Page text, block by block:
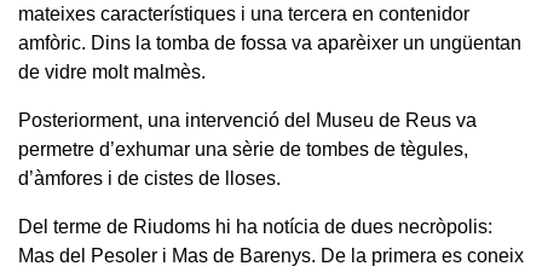
mateixes característiques i una tercera en contenidor
amfòric. Dins la tomba de fossa va aparèixer un ungüentan
de vidre molt malmès.
Posteriorment, una intervenció del Museu de Reus va
permetre d’exhumar una sèrie de tombes de tègules,
d’àmfores i de cistes de lloses.
Del terme de Riudoms hi ha notícia de dues necròpolis:
Mas del Pesoler i Mas de Barenys. De la primera es coneix